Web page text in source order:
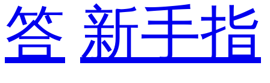
答 新手指